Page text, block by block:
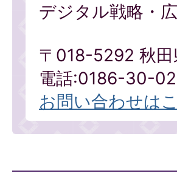
デジタル戦略・
〒018-5292 秋田
電話:0186-30-
お問い合わせは